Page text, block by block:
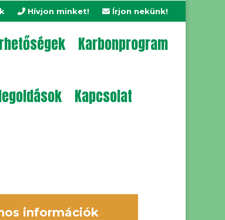
Hívjon minket! Írjon nekünk!
Karbonprogram
Kapcsolat
információk